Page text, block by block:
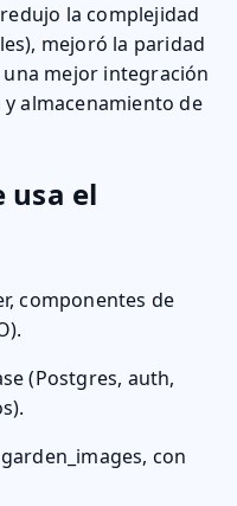
la complejidad
mejoró la paridad
mejor integración
almacenamiento de
usa el
componentes de
(Postgres, auth,
con